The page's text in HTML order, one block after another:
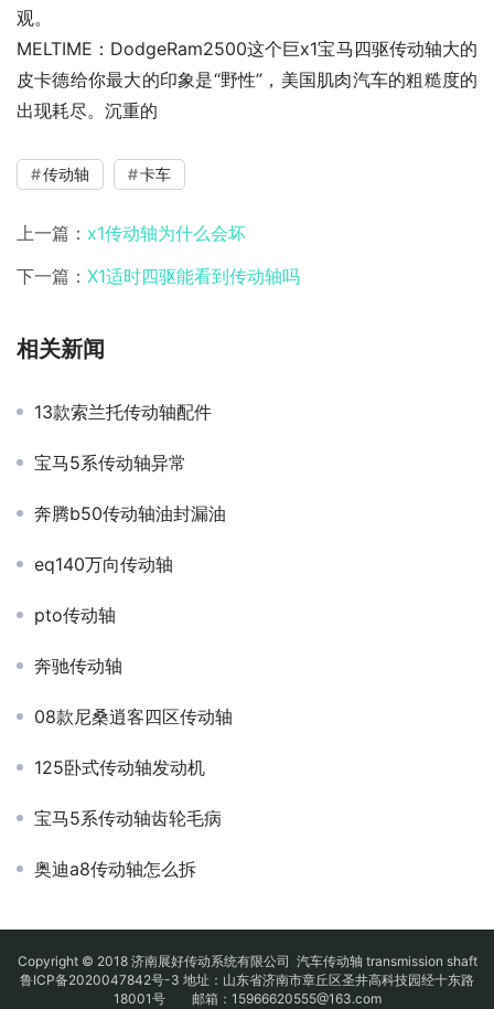
观。
MELTIME：DodgeRam2500这个巨x1宝马四驱传动轴大的
皮卡德给你最大的印象是“野性”，美国肌肉汽车的粗糙度的
出现耗尽。沉重的
传动轴 卡车
上一篇： x1传动轴为什么会坏
下一篇： X1适时四驱能看到传动轴吗
相关新闻
13款索兰托传动轴配件
宝马5系传动轴异常
奔腾b50传动轴油封漏油
eq140万向传动轴
pto传动轴
奔驰传动轴
08款尼桑逍客四区传动轴
125卧式传动轴发动机
宝马5系传动轴齿轮毛病
奥迪a8传动轴怎么拆
Copyright © 2018 济南展好传动系统有限公司 汽车传动轴 transmission shaft
鲁ICP备2020047842号-3 地址：山东省济南市章丘区圣井高科技园经十东路
18001号 邮箱：15966620555@163.com